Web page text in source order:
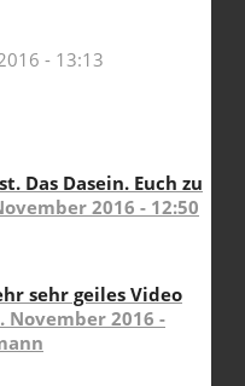
- 13:13
Das Dasein. Euch zu
2016 - 12:50
sehr geiles Video
November 2016 -